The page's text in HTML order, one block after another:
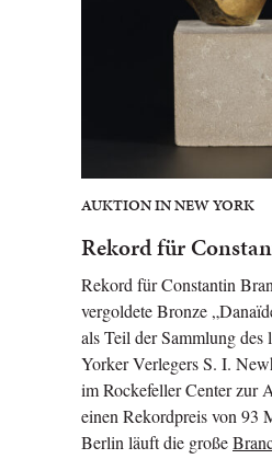
AUKTION IN NEW YORK
Rekord für
Rekord für Constantin
vergoldete Bronze
als Teil der Sammlung des
Yorker Verlegers S. I.
im Rockefeller Center zur
einen Rekordpreis von 93
Berlin läuft die große